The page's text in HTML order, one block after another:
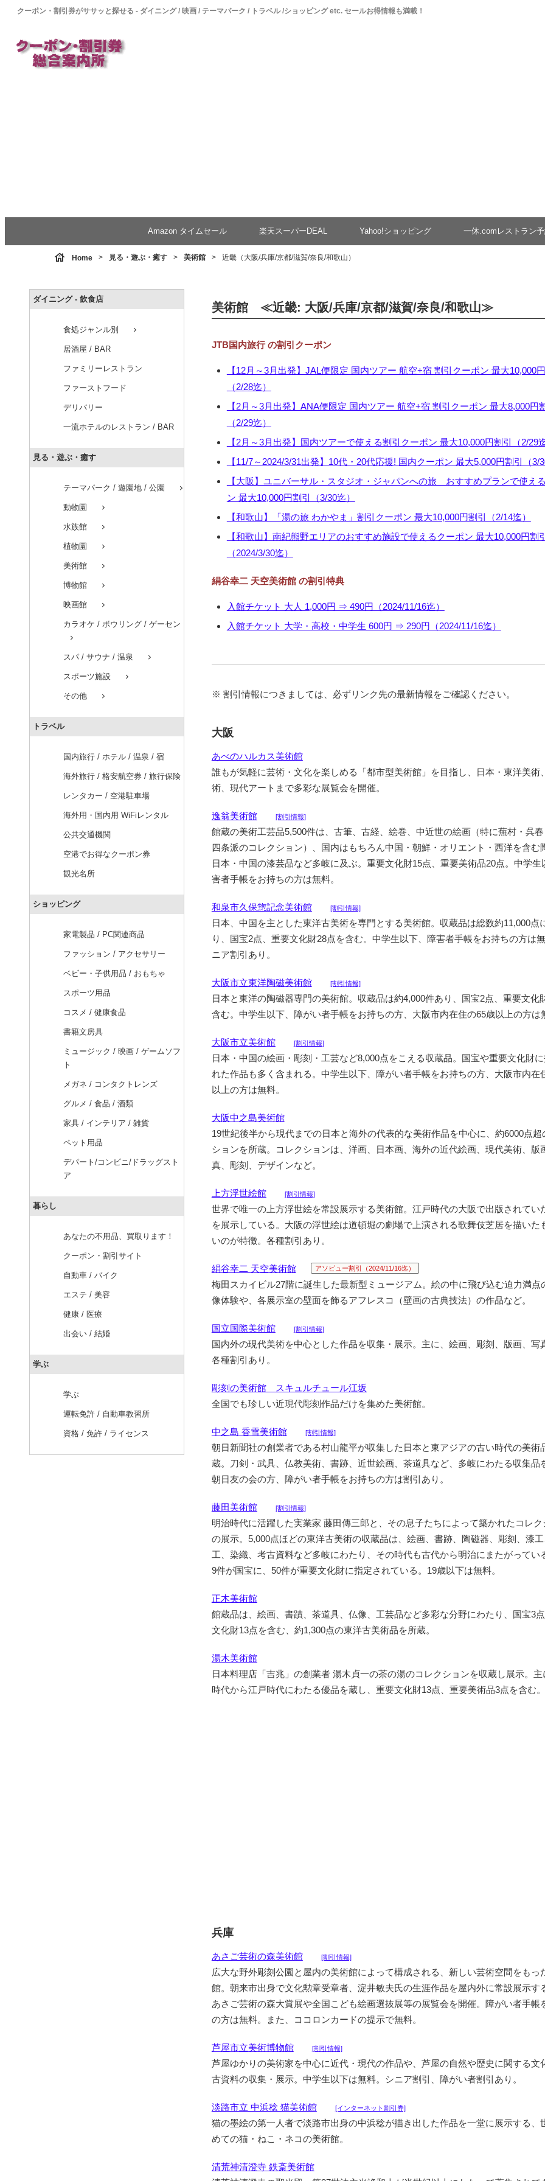
クーポン・割引券がササッと探せる - ダイニング / 映画 / テーマパーク / トラベル /ショッピング etc. セールお得情報も満載！
Amazon タイムセール 楽天スーパーDEAL Yahoo!ショッピング 一休.comレストラン
house Home 見る・遊ぶ・癒す 美術館 近畿（大阪/兵庫/京都/滋賀/奈良/和歌山）
ダイニング - 飲食店
食処ジャンル別 chevron_right
居酒屋 / BAR
ファミリーレストラン
ファーストフード
デリバリー
一流ホテルのレストラン / BAR
見る・遊ぶ・癒す
テーマパーク / 遊園地 / 公園 chevron_right
動物園 chevron_right
水族館 chevron_right
植物園 chevron_right
美術館 chevron_right
博物館 chevron_right
映画館 chevron_right
カラオケ / ボウリング / ゲーセン
chevron_right
スパ / サウナ / 温泉 chevron_right
スポーツ施設 chevron_right
その他 chevron_right
トラベル
国内旅行 / ホテル / 温泉 / 宿
海外旅行 / 格安航空券 / 旅行保険
レンタカー / 空港駐車場
海外用・国内用 WiFiレンタル
公共交通機関
空港でお得なクーポン券
観光名所
ショッピング
家電製品 / PC関連商品
ファッション / アクセサリー
ベビー・子供用品 / おもちゃ
スポーツ用品
コスメ / 健康食品
書籍文房具
ミュージック / 映画 / ゲームソフ
ト
メガネ / コンタクトレンズ
グルメ / 食品 / 酒類
家具 / インテリア / 雑貨
ペット用品
デパート/コンビニ/ドラッグスト
ア
暮らし
あなたの不用品、買取ります！
クーポン・割引サイト
自動車 / バイク
エステ / 美容
健康 / 医療
出会い / 結婚
学ぶ
学ぶ
運転免許 / 自動車教習所
資格 / 免許 / ライセンス
美術館 ≪近畿: 大阪/兵庫/京都/滋賀/奈良/和歌山≫
JTB国内旅行 の割引クーポン
【12月～3月出発】JAL便限定 国内ツアー 航空+宿 割引クーポン 最大10,000
（2/28迄）
【2月～3月出発】ANA便限定 国内ツアー 航空+宿 割引クーポン 最大8,000円
（2/29迄）
【2月～3月出発】国内ツアーで使える割引クーポン 最大10,000円割引（2/29
【11/7～2024/3/31出発】10代・20代応援! 国内クーポン 最大5,000円割引（3/
【大阪】ユニバーサル・スタジオ・ジャパンへの旅 おすすめプランで使え
ン 最大10,000円割引（3/30迄）
【和歌山】「湯の旅 わかやま」割引クーポン 最大10,000円割引（2/14迄）
【和歌山】南紀熊野エリアのおすすめ施設で使えるクーポン 最大10,000円割
（2024/3/30迄）
絹谷幸二 天空美術館 の割引特典
入館チケット 大人 1,000円 ⇒ 490円（2024/11/16迄）
入館チケット 大学・高校・中学生 600円 ⇒ 290円（2024/11/16迄）
※ 割引情報につきましては、必ずリンク先の最新情報をご確認ください。
大阪
あべのハルカス美術館
誰もが気軽に芸術・文化を楽しめる「都市型美術館」を目指し、日本・東洋美術
術、現代アートまで多彩な展覧会を開催。
逸翁美術館 [割引情報]
館蔵の美術工芸品5,500件は、古筆、古経、絵巻、中近世の絵画（特に蕪村・呉
四条派のコレクション）、国内はもちろん中国・朝鮮・オリエント・西洋を含む
日本・中国の漆芸品など多岐に及ぶ。重要文化財15点、重要美術品20点。中学生
害者手帳をお持ちの方は無料。
和泉市久保惣記念美術館 [割引情報]
日本、中国を主とした東洋古美術を専門とする美術館。収蔵品は総数約11,000点
り、国宝2点、重要文化財28点を含む。中学生以下、障害者手帳をお持ちの方は
ニア割引あり。
大阪市立東洋陶磁美術館 [割引情報]
日本と東洋の陶磁器専門の美術館。収蔵品は約4,000件あり、国宝2点、重要文化
含む。中学生以下、障がい者手帳をお持ちの方、大阪市内在住の65歳以上の方は
大阪市立美術館 [割引情報]
日本・中国の絵画・彫刻・工芸など8,000点をこえる収蔵品。国宝や重要文化財
れた作品も多く含まれる。中学生以下、障がい者手帳をお持ちの方、大阪市内在
以上の方は無料。
大阪中之島美術館
19世紀後半から現代までの日本と海外の代表的な美術作品を中心に、約6000点超
ションを所蔵。コレクションは、洋画、日本画、海外の近代絵画、現代美術、版
真、彫刻、デザインなど。
上方浮世絵館 [割引情報]
世界で唯一の上方浮世絵を常設展示する美術館。江戸時代の大阪で出版されてい
を展示している。大阪の浮世絵は道頓堀の劇場で上演される歌舞伎芝居を描いた
いのが特徴。各種割引あり。
絹谷幸二 天空美術館 アソビュー割引（2024/11/16迄）
梅田スカイビル27階に誕生した最新型ミュージアム。絵の中に飛び込む迫力満点
像体験や、各展示室の壁面を飾るアフレスコ（壁画の古典技法）の作品など。
国立国際美術館 [割引情報]
国内外の現代美術を中心とした作品を収集・展示。主に、絵画、彫刻、版画、写
各種割引あり。
彫刻の美術館 スキュルチュール江坂
全国でも珍しい近現代彫刻作品だけを集めた美術館。
中之島 香雪美術館 [割引情報]
朝日新聞社の創業者である村山龍平が収集した日本と東アジアの古い時代の美術
蔵。刀剣・武具、仏教美術、書跡、近世絵画、茶道具など、多岐にわたる収集品
朝日友の会の方、障がい者手帳をお持ちの方は割引あり。
藤田美術館 [割引情報]
明治時代に活躍した実業家 藤田傳三郎と、その息子たちによって築かれたコレク
の展示。5,000点ほどの東洋古美術の収蔵品は、絵画、書跡、陶磁器、彫刻、漆
工、染織、考古資料など多岐にわたり、その時代も古代から明治にまたがってい
9件が国宝に、50件が重要文化財に指定されている。19歳以下は無料。
正木美術館
館蔵品は、絵画、書蹟、茶道具、仏像、工芸品など多彩な分野にわたり、国宝3
文化財13点を含む、約1,300点の東洋古美術品を所蔵。
湯木美術館
日本料理店「吉兆」の創業者 湯木貞一の茶の湯のコレクションを収蔵し展示。主
時代から江戸時代にわたる優品を蔵し、重要文化財13点、重要美術品3点を含む。
兵庫
あさご芸術の森美術館 [割引情報]
広大な野外彫刻公園と屋内の美術館によって構成される、新しい芸術空間をもっ
館。朝来市出身で文化勲章受章者、淀井敏夫氏の生涯作品を屋内外に常設展示す
あさご芸術の森大賞展や全国こども絵画選抜展等の展覧会を開催。障がい者手帳
の方は無料。また、ココロンカードの提示で無料。
芦屋市立美術博物館 [割引情報]
芦屋ゆかりの美術家を中心に近代・現代の作品や、芦屋の自然や歴史に関する文
古資料の収集・展示。中学生以下は無料。シニア割引、障がい者割引あり。
淡路市立 中浜稔 猫美術館 [インターネット割引券]
猫の墨絵の第一人者で淡路市出身の中浜稔が描き出した作品を一堂に展示する、
めての猫・ねこ・ネコの美術館。
清荒神清澄寺 鉄斎美術館